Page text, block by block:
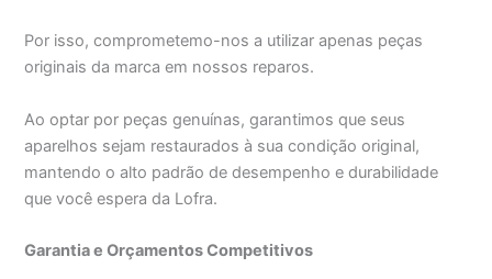
Por isso, comprometemo-nos a utilizar apenas peças
originais da marca em nossos reparos.
Ao optar por peças genuínas, garantimos que seus
aparelhos sejam restaurados à sua condição original,
mantendo o alto padrão de desempenho e durabilidade
que você espera da Lofra.
Garantia e Orçamentos Competitivos